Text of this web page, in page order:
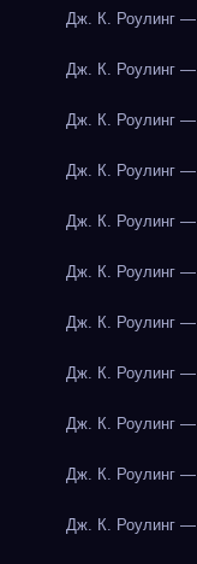
Дж. К. Роулинг —
Дж. К. Роулинг —
Дж. К. Роулинг —
Дж. К. Роулинг —
Дж. К. Роулинг —
Дж. К. Роулинг —
Дж. К. Роулинг —
Дж. К. Роулинг —
Дж. К. Роулинг —
Дж. К. Роулинг —
Дж. К. Роулинг —